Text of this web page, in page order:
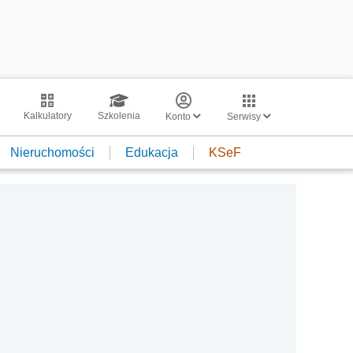
Kalkulatory Szkolenia Konto Serwisy
Nieruchomości Edukacja KSeF